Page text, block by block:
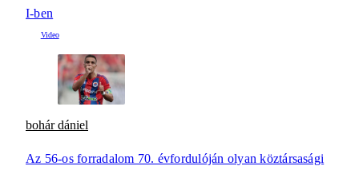
I-ben
bohár dániel
Az 56-os forradalom 70. évfordulóján olyan köztársasági